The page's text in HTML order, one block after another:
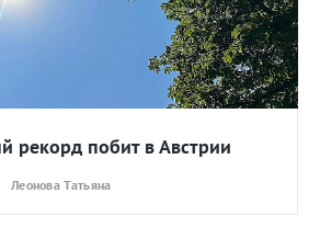
рекорд побит в Австрии
Татьяна